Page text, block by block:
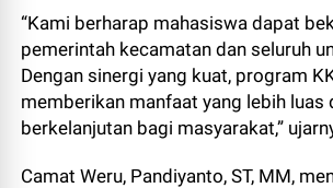
“Kami berharap mahasiswa dapat
pemerintah kecamatan dan seluruh
Dengan sinergi yang kuat, program
memberikan manfaat yang lebih luas
berkelanjutan bagi masyarakat,”
Camat Weru, Pandiyanto, ST, MM,